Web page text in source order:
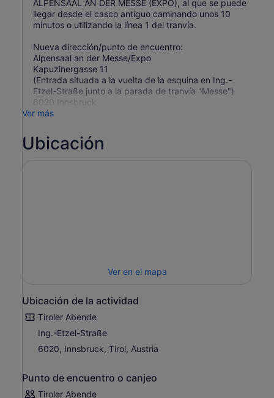
ALPENSAAL AN DER MESSE (EXPO), al que se puede
llegar desde el casco antiguo caminando unos 10
minutos o utilizando la línea 1 del tranvía.
Nueva dirección/punto de encuentro:
Alpensaal an der Messe/Expo
Kapuzinergasse 11
(Entrada situada a la vuelta de la esquina en Ing.-
Etzel-Straße junto a la parada de tranvía "Messe")
6020 Innsbruck
Ver más
Ubicación
Ver en el mapa
Ubicación de la actividad
Tiroler Abende
Ing.-Etzel-Straße
6020, Innsbruck, Tirol, Austria
Punto de encuentro o canjeo
Tiroler Abende